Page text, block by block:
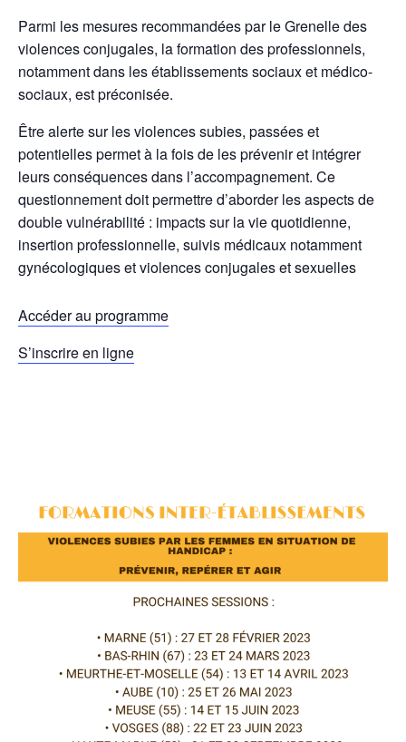
Parmi les mesures recommandées par le Grenelle des
violences conjugales, la formation des professionnels,
notamment dans les établissements sociaux et médico-
sociaux, est préconisée.
Être alerte sur les violences subies, passées et
potentielles permet à la fois de les prévenir et intégrer
leurs conséquences dans l’accompagnement. Ce
questionnement doit permettre d’aborder les aspects de
double vulnérabilité : impacts sur la vie quotidienne,
insertion professionnelle, suivis médicaux notamment
gynécologiques et violences conjugales et sexuelles
Accéder au programme
S’inscrire en ligne